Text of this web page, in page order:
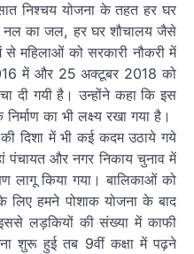
निश्चय योजना के तहत हर घर
नल का जल, हर घर शौचालय जैसे
महिलाओं को सरकारी नौकरी में
में और 25 अक्टूबर 2018 को
दी गयी है। उन्होंने कहा कि इस
का भी लक्ष्य रखा गया है।
दिशा में भी कई कदम उठाये गये
पंचायत और नगर निकाय चुनाव में
लागू किया गया। बालिकाओं को
हमने पोशाक योजना के बाद
लड़कियों की संख्या में काफी
शुरू हुई तब 9वीं कक्षा में पढ़ने